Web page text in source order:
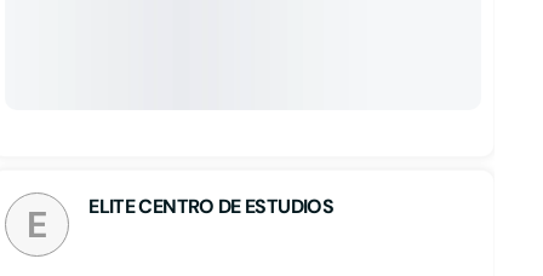
E ELITE CENTRO DE ESTUDIOS